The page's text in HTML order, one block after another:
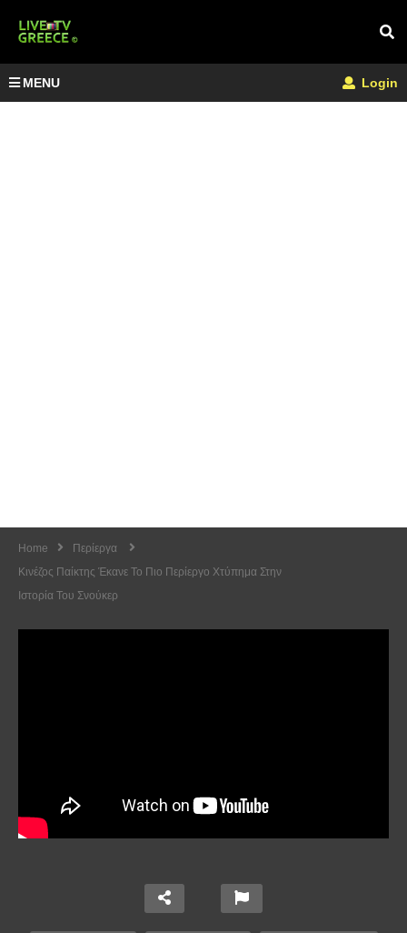
MENU Login
Home
Περίεργα
Κινέζος Παίκτης Έκανε Το Πιο Περίεργο Χτύπημα Στην
Ιστορία Του Σνούκερ